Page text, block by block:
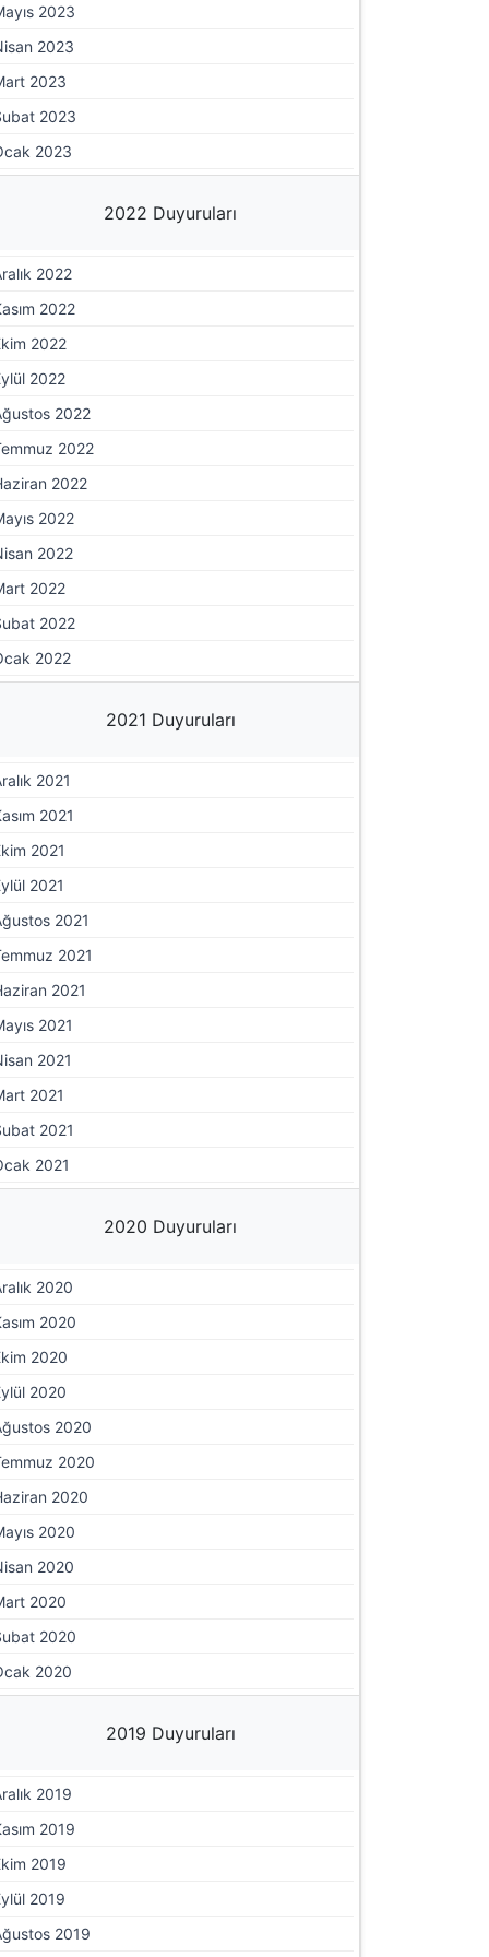
2023
2023
2023
2023
2023
2022 Duyuruları
2022
2022
2022
2022
2022
2022
2022
2022
2022
2022
2022
2022
2021 Duyuruları
2021
2021
2021
2021
2021
2021
2021
2021
2021
2021
2021
2021
2020 Duyuruları
2020
2020
2020
2020
2020
2020
2020
2020
2020
2020
2020
2020
2019 Duyuruları
2019
2019
2019
2019
2019